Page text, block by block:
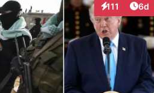
111
Interaktionen
6d